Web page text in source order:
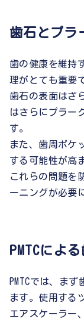
歯石とプラ
歯の健康を維持
理がとても重要
歯石の表面はざ
はさらにプラー
す。
また、歯周ポケ
する可能性が高
これらの問題を
ーニングが必要
PMTCによ
PMTCでは、ま
ます。使用する
エアスケーラー